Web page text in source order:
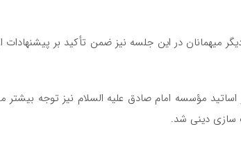
میهمانان در این جلسه نیز ضمن تأکید بر پیشنهادات
مؤسسه امام صادق علیه السلام نیز توجه بیشتر
سازی دینی شد.